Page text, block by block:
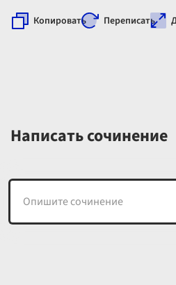
Копировать Переписать
Написать сочинение